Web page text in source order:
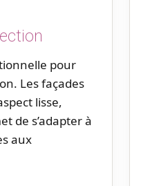
pour
Les façades
lisse,
de s’adapter à
aux